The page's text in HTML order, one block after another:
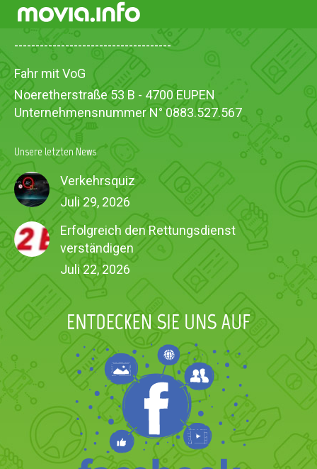
-------------------------------------
Fahr mit VoG
Noeretherstraße 53 B - 4700 EUPEN
Unternehmensnummer N° 0883.527.567
Unsere letzten News
Verkehrsquiz
Juli 29, 2026
Erfolgreich den Rettungsdienst
verständigen
Juli 22, 2026